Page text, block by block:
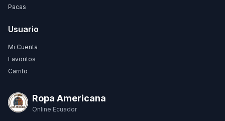
Pacas
Usuario
Mi Cuenta
Favoritos
Carrito
Ropa Americana
Online Ecuador